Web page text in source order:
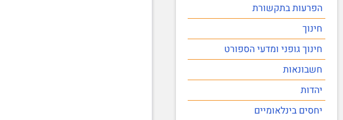
הפרעות בתקשורת
חינוך
חינוך גופני ומדעי הספורט
חשבונאות
יהדות
יחסים בינלאומיים